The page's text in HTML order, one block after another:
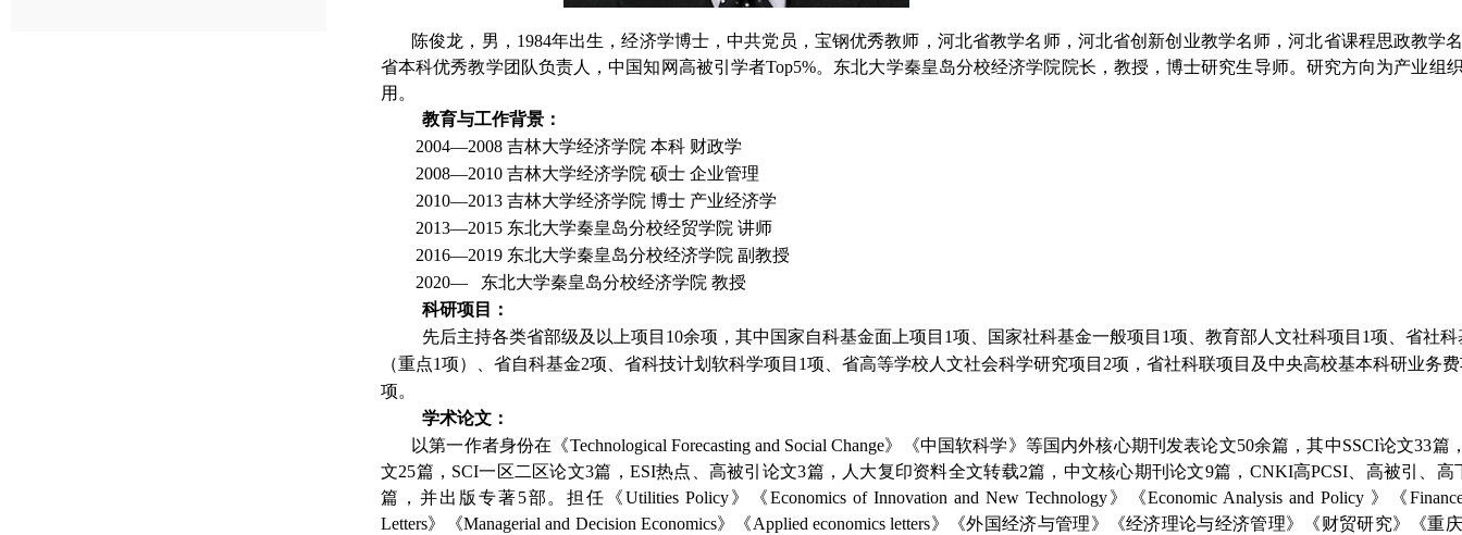
陈俊龙，男，1984年出生，经济学博士，中共党员，宝钢优秀教师，河北省教学名师，河北省创新创业教学名师，河北省课程思政教学
省本科优秀教学团队负责人，中国知网高被引学者Top5%。东北大学秦皇岛分校经济学院院长，教授，博士研究生导师。研究方向为产业组
用。
教育与工作背景：
2004—2008 吉林大学经济学院 本科 财政学
2008—2010 吉林大学经济学院 硕士 企业管理
2010—2013 吉林大学经济学院 博士 产业经济学
2013—2015 东北大学秦皇岛分校经贸学院 讲师
2016—2019 东北大学秦皇岛分校经济学院 副教授
2020—
东北大学秦皇岛分校经济学院 教授
科研项目：
先后主持各类省部级及以上项目10余项，其中国家自科基金面上项目1项、国家社科基金一般项目1项、教育部人文社科项目1项、省社科
（重点1项）、省自科基金2项、省科技计划软科学项目1项、省高等学校人文社会科学研究项目2项，省社科联项目及中央高校基本科研业务
项。
学术论文：
以第一作者身份在《Technological Forecasting and Social Change》《中国软科学》等国内外核心期刊发表论文50余篇，其中SSCI论文33篇
文25篇， SCI一区 二区论文3篇， ESI热点、 高被引论文3篇，人大复印资料全文转载2篇， 中文核心期刊论文9篇， CNKI高PCSI、 高被引、高
篇
， 并出版专著5部 。担任 《Utilities Policy》《Economics of Innovation and New Technology》《Economic Analysis and Policy 》《
Letters》 《Managerial and Decision Economics》《Applied economics letters》 《外国经济与管理》《经济理论与经济管理》
《财贸研究》《重